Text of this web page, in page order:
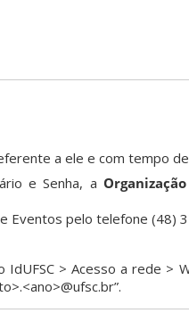
a ele e com tempo
e Senha, a
Eventos pelo telefone (48)
IdUFSC > Acesso a rede >